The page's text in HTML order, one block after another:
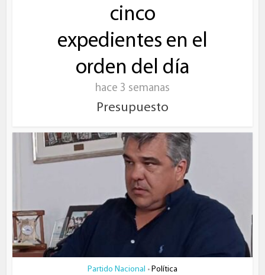
cinco
expedientes en el
orden del día
hace 3 semanas
Presupuesto
Partido Nacional • Política